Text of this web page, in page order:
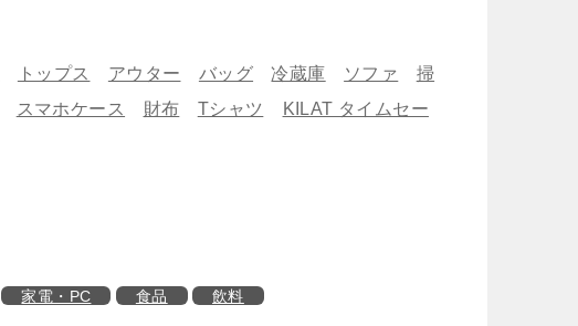
トップス アウター バッグ 冷蔵庫 ソファ
掃
スマホケース 財布 Tシャツ
KILAT タイムセー
家電・PC 食品 飲料